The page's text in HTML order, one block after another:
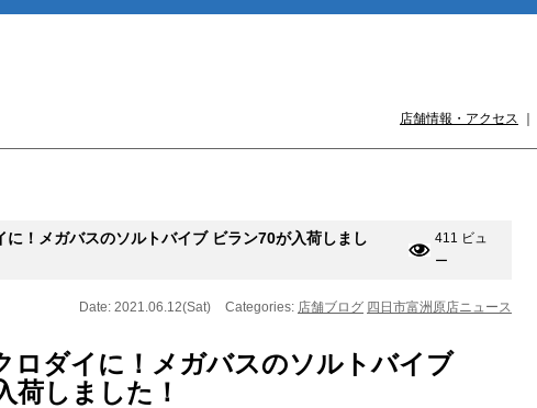
店舗情報・アクセス
に！メガバスのソルトバイブ ビラン70が入荷しまし
411 ビュ
ー
Date: 2021.06.12(Sat) Categories: 店舗ブログ 四日市富洲原店ニュース
ロダイに！メガバスのソルトバイブ
荷しました！